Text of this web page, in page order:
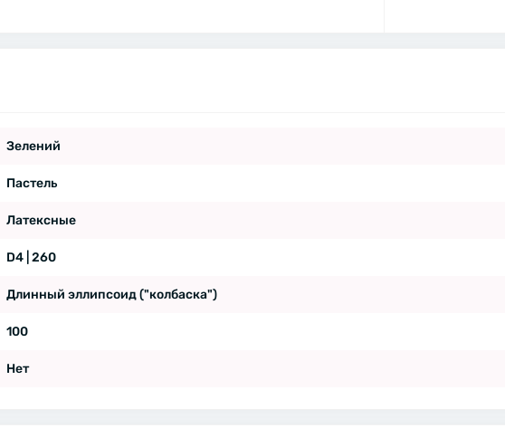
Зелений
Пастель
Латексные
D4 | 260
Длинный эллипсоид ("колбаска")
100
Нет